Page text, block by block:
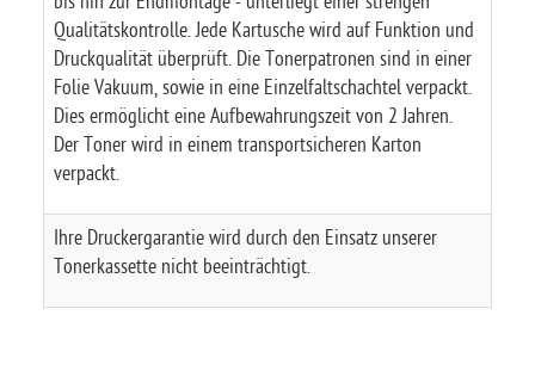
Qualitätskontrolle. Jede Kartusche wird auf Funktion und
Druckqualität überprüft. Die Tonerpatronen sind in einer
Folie Vakuum, sowie in eine Einzelfaltschachtel verpackt.
Dies ermöglicht eine Aufbewahrungszeit von 2 Jahren.
Der Toner wird in einem transportsicheren Karton
verpackt.
Ihre Druckergarantie wird durch den Einsatz unserer
Tonerkassette nicht beeinträchtigt.